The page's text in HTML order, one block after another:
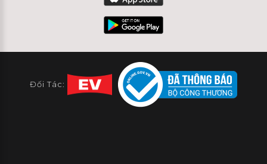
Đối Tác: